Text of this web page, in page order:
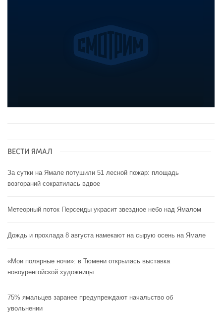
ВЕСТИ ЯМАЛ
За сутки на Ямале потушили 51 лесной пожар: площадь
возгораний сократилась вдвое
Метеорный поток Персеиды украсит звездное небо над Ямалом
Дождь и прохлада 8 августа намекают на сырую осень на Ямале
«Мои полярные ночи»: в Тюмени открылась выставка
новоуренгойской художницы
75% ямальцев заранее предупреждают начальство об
увольнении